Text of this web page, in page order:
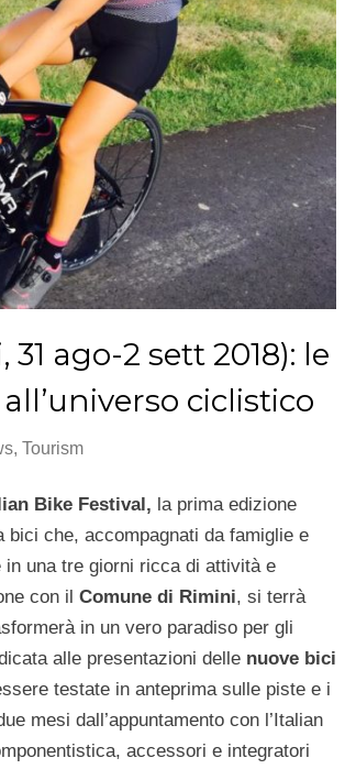
ago-2 sett 2018): le
ciclistico
, Tourism
Bike Festival, la prima edizione
che, accompagnati da famiglie e
una tre giorni ricca di attività e
con il Comune di Rimini, si terrà
in un vero paradiso per gli
alle presentazioni delle nuove bici
testate in anteprima sulle piste e i
mesi dall’appuntamento con l’Italian
accessori e integratori